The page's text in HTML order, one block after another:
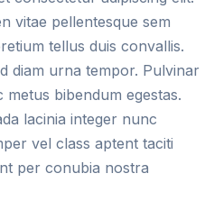
vitae pellentesque sem
tellus duis convallis.
diam urna tempor. Pulvinar
bibendum egestas.
lacinia integer nunc
vel class aptent taciti
per conubia nostra